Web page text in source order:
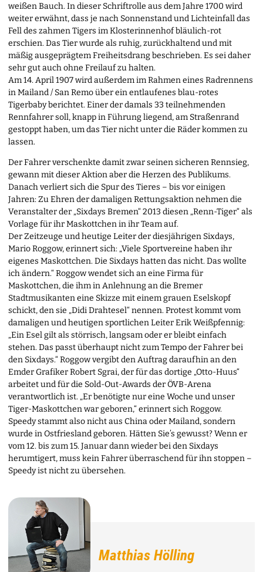
weißen Bauch. In dieser Schriftrolle aus dem Jahre 1700 wird
weiter erwähnt, dass je nach Sonnenstand und Lichteinfall das
Fell des zahmen Tigers im Klosterinnenhof bläulich-rot
erschien. Das Tier wurde als ruhig, zurückhaltend und mit
mäßig ausgeprägtem Freiheitsdrang beschrieben. Es sei daher
sehr gut auch ohne Freilauf zu halten.
Am 14. April 1907 wird außerdem im Rahmen eines Radrennens
in Mailand / San Remo über ein entlaufenes blau-rotes
Tigerbaby berichtet. Einer der damals 33 teilnehmenden
Rennfahrer soll, knapp in Führung liegend, am Straßenrand
gestoppt haben, um das Tier nicht unter die Räder kommen zu
lassen.
Der Fahrer verschenkte damit zwar seinen sicheren Rennsieg,
gewann mit dieser Aktion aber die Herzen des Publikums.
Danach verliert sich die Spur des Tieres – bis vor einigen
Jahren: Zu Ehren der damaligen Rettungsaktion nehmen die
Veranstalter der „Sixdays Bremen“ 2013 diesen „Renn-Tiger“ als
Vorlage für ihr Maskottchen in ihr Team auf.
Der Zeitzeuge und heutige Leiter der diesjährigen Sixdays,
Mario Roggow, erinnert sich: „Viele Sportvereine haben ihr
eigenes Maskottchen. Die Sixdays hatten das nicht. Das wollte
ich ändern.“ Roggow wendet sich an eine Firma für
Maskottchen, die ihm in Anlehnung an die Bremer
Stadtmusikanten eine Skizze mit einem grauen Eselskopf
schickt, den sie „Didi Drahtesel“ nennen. Protest kommt vom
damaligen und heutigen sportlichen Leiter Erik Weißpfennig:
„Ein Esel gilt als störrisch, langsam oder er bleibt einfach
stehen. Das passt überhaupt nicht zum Tempo der Fahrer bei
den Sixdays.“ Roggow vergibt den Auftrag daraufhin an den
Emder Grafiker Robert Sgrai, der für das dortige „Otto-Huus“
arbeitet und für die Sold-Out-Awards der ÖVB-Arena
verantwortlich ist. „Er benötigte nur eine Woche und unser
Tiger-Maskottchen war geboren,“ erinnert sich Roggow.
Speedy stammt also nicht aus China oder Mailand, sondern
wurde in Ostfriesland geboren. Hätten Sie’s gewusst? Wenn er
vom 12. bis zum 15. Januar dann wieder bei den Sixdays
herumtigert, muss kein Fahrer überraschend für ihn stoppen –
Speedy ist nicht zu übersehen.
Matthias Hölling